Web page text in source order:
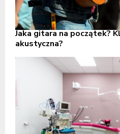
Jaka gitara na początek?
akustyczna?